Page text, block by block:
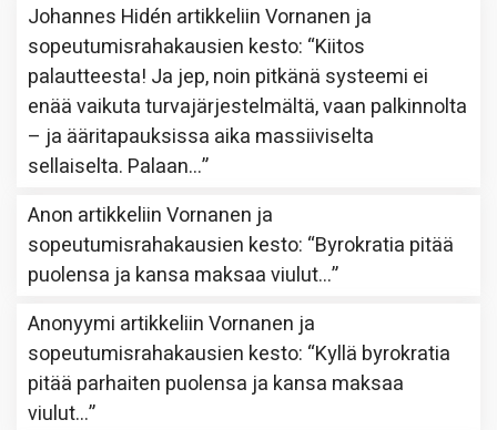
Johannes Hidén artikkeliinVornanen ja
sopeutumisrahakausien kesto: “Kiitos
palautteesta! Ja jep, noin pitkänä systeemi ei
enää vaikuta turvajärjestelmältä, vaan palkinnolta
– ja ääritapauksissa aika massiiviselta
sellaiselta. Palaan…”
Anon artikkeliinVornanen ja
sopeutumisrahakausien kesto: “Byrokratia pitää
puolensa ja kansa maksaa viulut…”
Anonyymi artikkeliinVornanen ja
sopeutumisrahakausien kesto: “Kyllä byrokratia
pitää parhaiten puolensa ja kansa maksaa
viulut…”